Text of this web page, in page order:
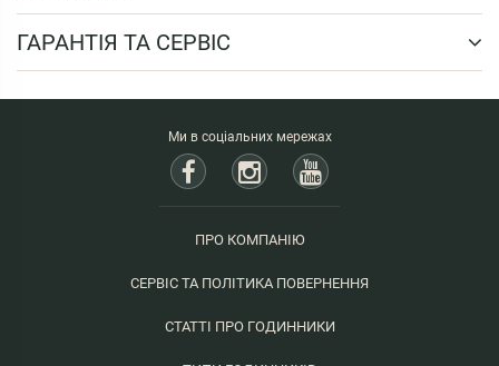
ГАРАНТІЯ ТА СЕРВІС
Ми в соціальних мережах
ПРО КОМПАНІЮ
СЕРВІС ТА ПОЛІТИКА ПОВЕРНЕННЯ
СТАТТІ ПРО ГОДИННИКИ